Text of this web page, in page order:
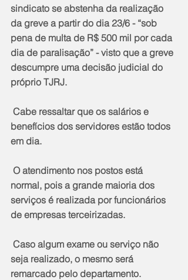
sindicato se abstenha da realização
da greve a partir do dia 23/6 - “sob
pena de multa de R$ 500 mil por cada
dia de paralisação” - visto que a greve
descumpre uma decisão judicial do
próprio TJRJ.
benefícios dos servidores estão todos
em dia.
normal, pois a grande maioria dos
serviços é realizada por funcionários
de empresas terceirizadas.
seja realizado, o mesmo será
remarcado pelo departamento.